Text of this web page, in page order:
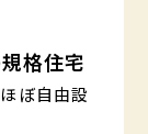
格住宅
ぼ自由設